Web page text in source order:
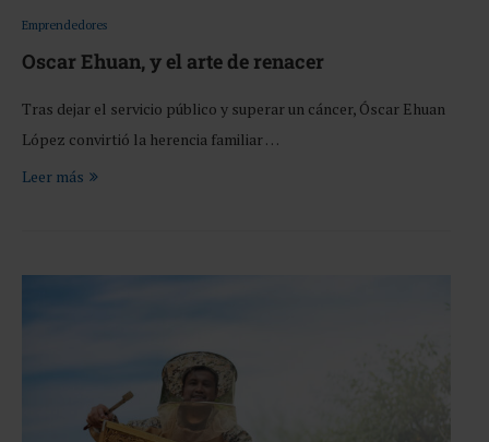
Emprendedores
Oscar Ehuan, y el arte de renacer
Tras dejar el servicio público y superar un cáncer, Óscar Ehuan
López convirtió la herencia familiar …
Leer más